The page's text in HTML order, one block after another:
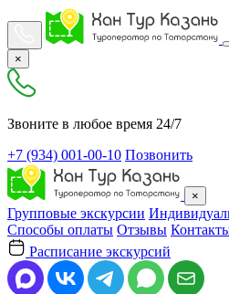
×
Звоните в любое время 24/7
+7 (934) 001-00-10 Позвонить
×
Групповые экскурсии
Способы оплаты Отзывы
Расписание экскурсий